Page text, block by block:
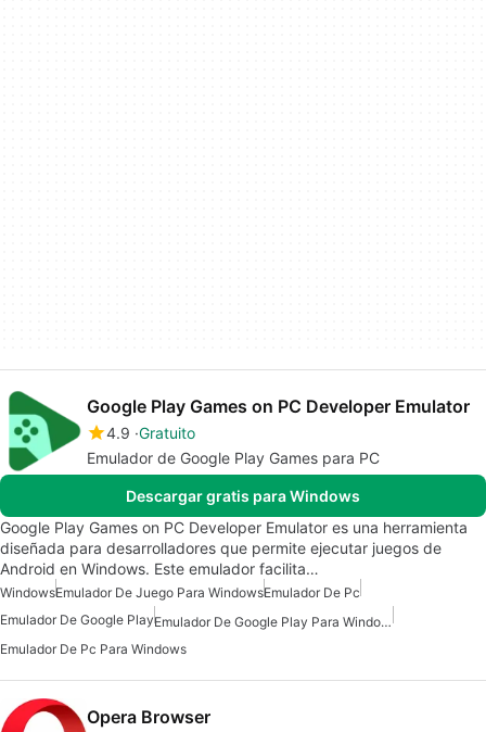
Google Play Games on PC Developer Emulator
4.9 Gratuito
Emulador de Google Play Games para PC
Descargar gratis para Windows
Google Play Games on PC Developer Emulator es una herramienta
diseñada para desarrolladores que permite ejecutar juegos de
Android en Windows. Este emulador facilita…
WindowsEmulador De Juego Para WindowsEmulador De Pc
Emulador De Google Play
Emulador De Google Play Para Windows
Emulador De Pc Para Windows
Opera Browser